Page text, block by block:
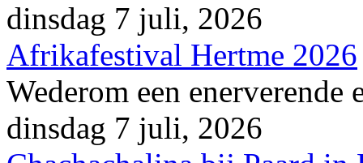
dinsdag 7 juli, 2026
Afrikafestival Hertme 2026
Wederom een enerverende
dinsdag 7 juli, 2026